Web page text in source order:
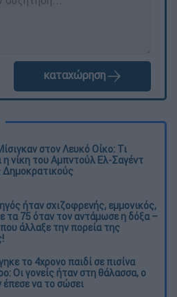
καταχώρηση
στον Λευκό Οίκο: Τι
η νίκη του Αμπντούλ Ελ-Σαγέντ
Δημοκρατικούς
ήταν σχιζοφρενής, εμμονικός,
τα 75 όταν τον αντάμωσε η δόξα –
άλλαξε την πορεία της
το 4χρονο παιδί σε πισίνα
Οι γονείς ήταν στη θάλασσα, ο
έπεσε να το σώσει